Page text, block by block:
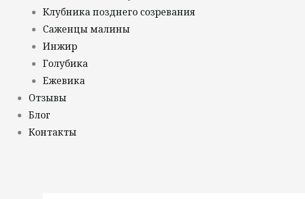
Клубника позднего созревания
Саженцы малины
Инжир
Голубика
Ежевика
Отзывы
Блог
Контакты